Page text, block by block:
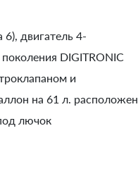
двигатель 4-
DIGITRONIC
и
на 61 л. расположен
лючок